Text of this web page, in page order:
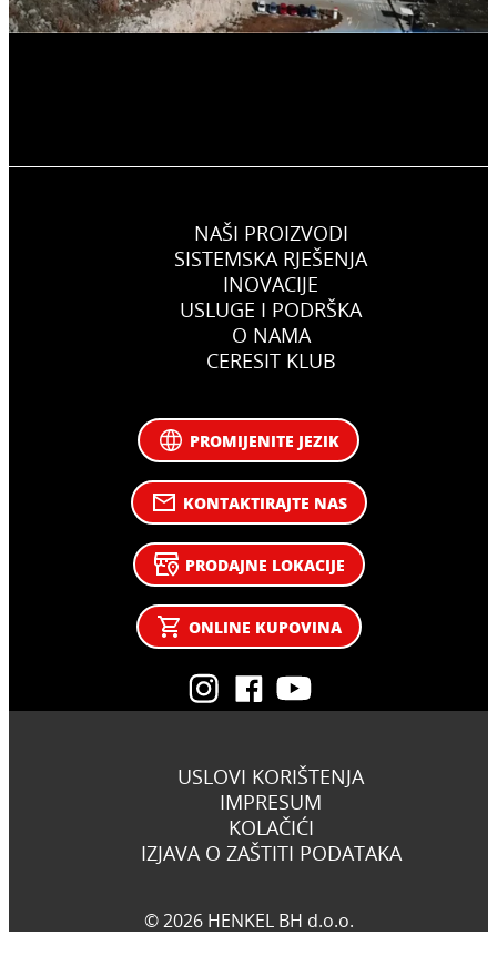
NAŠI PROIZVODI
SISTEMSKA RJEŠENJA
INOVACIJE
USLUGE I PODRŠKA
O NAMA
CERESIT KLUB
PROMIJENITE JEZIK
KONTAKTIRAJTE NAS
PRODAJNE LOKACIJE
ONLINE KUPOVINA
USLOVI KORIŠTENJA
IMPRESUM
KOLAČIĆI
IZJAVA O ZAŠTITI PODATAKA
© 2026 HENKEL BH d.o.o.